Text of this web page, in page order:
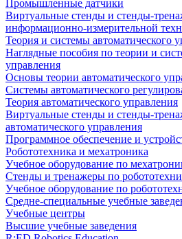
Промышленные датчики
Виртуальные стенды и стенды-
информационно-измерительной
Теория и системы автоматического
Наглядные пособия по теории и
управления
Основы теории автоматического
Системы автоматического
Теория автоматического управления
Виртуальные стенды и стенды-
автоматического управления
Программное обеспечение и
Робототехника и мехатроника
Учебное оборудование по
Стенды и тренажеры по
Учебное оборудование по
Средне-специальные учебные
Учебные центры
Высшие учебные заведения